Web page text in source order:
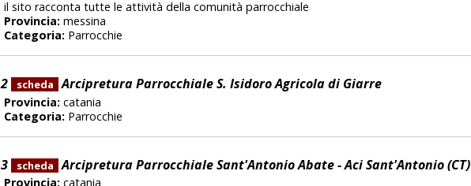
il sito racconta tutte le attività della comunità parrocchiale
Provincia: messina
Categoria: Parrocchie
2 scheda Arcipretura Parrocchiale S. Isidoro Agricola di Giarre
Provincia: catania
Categoria: Parrocchie
3 scheda Arcipretura Parrocchiale Sant'Antonio Abate - Aci Sant'Antonio (CT)
Provincia: catania